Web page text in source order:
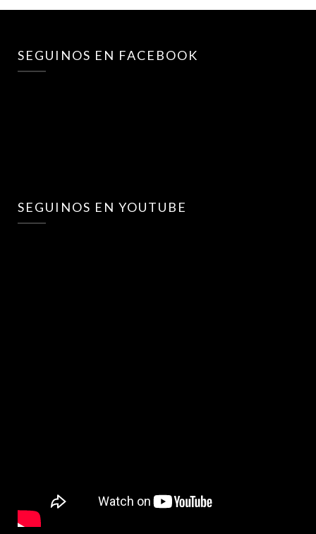
SEGUINOS EN FACEBOOK
SEGUINOS EN YOUTUBE